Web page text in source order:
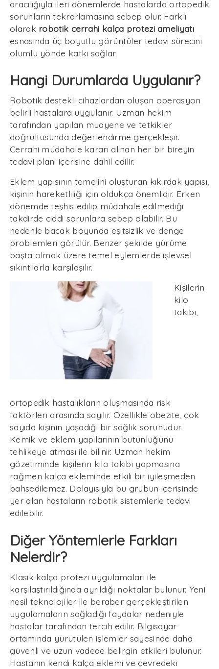
aracılığıyla ileri dönemlerde hastalarda ortopedik
sorunların tekrarlamasına sebep olur. Farklı
olarak robotik cerrahi kalça protezi ameliyatı
esnasında üç boyutlu görüntüler tedavi sürecini
olumlu yönde katkı sağlar.
Hangi Durumlarda Uygulanır?
Robotik destekli cihazlardan oluşan operasyon
belirli hastalara uygulanır. Uzman hekim
tarafından yapılan muayene ve tetkikler
doğrultusunda değerlendirme gerçekleşir.
Cerrahi müdahale kararı alınan her bir bireyin
tedavi planı içerisine dahil edilir.
Eklem yapısının temelini oluşturan kıkırdak yapısı,
kişinin hareketliliği için oldukça önemlidir. Erken
dönemde teşhis edilip müdahale edilmediği
takdirde ciddi sorunlara sebep olabilir. Bu
nedenle bacak boyunda eşitsizlik ve denge
problemleri görülür. Benzer şekilde yürüme
başta olmak üzere temel eylemlerde işlevsel
sıkıntılarla karşılaşılır.
Kişilerin
kilo
takibi,
ortopedik hastalıkların oluşmasında risk
faktörleri arasında sayılır. Özellikle obezite, çok
sayıda kişinin yaşadığı bir sağlık sorunudur.
Kemik ve eklem yapılarının bütünlüğünü
tehlikeye atması ile bilinir. Uzman hekim
gözetiminde kişilerin kilo takibi yapmasına
rağmen kalça ekleminde etkili bir iyileşmeden
bahsedilemez. Dolayısıyla bu grubun içerisinde
yer alan hastaların robotik sistemlerle tedavi
edilebilir.
Diğer Yöntemlerle Farkları
Nelerdir?
Klasik kalça protezi uygulamaları ile
karşılaştırıldığında ayrıldığı noktalar bulunur. Yeni
nesil teknolojiler ile beraber gerçekleştirilen
uygulamaların sağladığı faydalar nedeniyle
hastalar tarafından tercih edilir. Bilgisayar
ortamında yürütülen işlemler sayesinde daha
güvenli ve uzun vadede belirgin etkileri bulunur.
Hastanın kendi kalça eklemi ve çevredeki